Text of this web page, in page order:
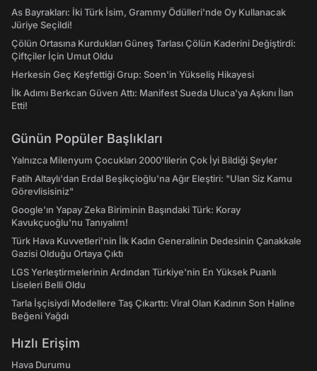
As Bayrakları: İki Türk İsim, Grammy Ödülleri'nde Oy Kullanacak
Jüriye Seçildi!
Çölün Ortasına Kurdukları Güneş Tarlası Çölün Kaderini Değiştirdi:
Çiftçiler İçin Umut Oldu
Herkesin Geç Keşfettiği Grup: Soen'in Yükseliş Hikayesi
İlk Adımı Berkcan Güven Attı: Manifest Sueda Uluca'ya Aşkını İlan
Etti!
Günün Popüler Başlıkları
Yalnızca Milenyum Çocukları 2000'lilerin Çok İyi Bildiği Şeyler
Fatih Altaylı'dan Erdal Beşikçioğlu'na Ağır Eleştiri: "Ulan Siz Kamu
Görevlisisiniz"
Google'ın Yapay Zeka Biriminin Başındaki Türk: Koray
Kavukçuoğlu'nu Tanıyalım!
Türk Hava Kuvvetleri'nin İlk Kadın Generalinin Dedesinin Çanakkale
Gazisi Olduğu Ortaya Çıktı
LGS Yerleştirmelerinin Ardından Türkiye'nin En Yüksek Puanlı
Liseleri Belli Oldu
Tarla İşçisiydi Modellere Taş Çıkarttı: Viral Olan Kadının Son Haline
Beğeni Yağdı
Hızlı Erişim
Hava Durumu